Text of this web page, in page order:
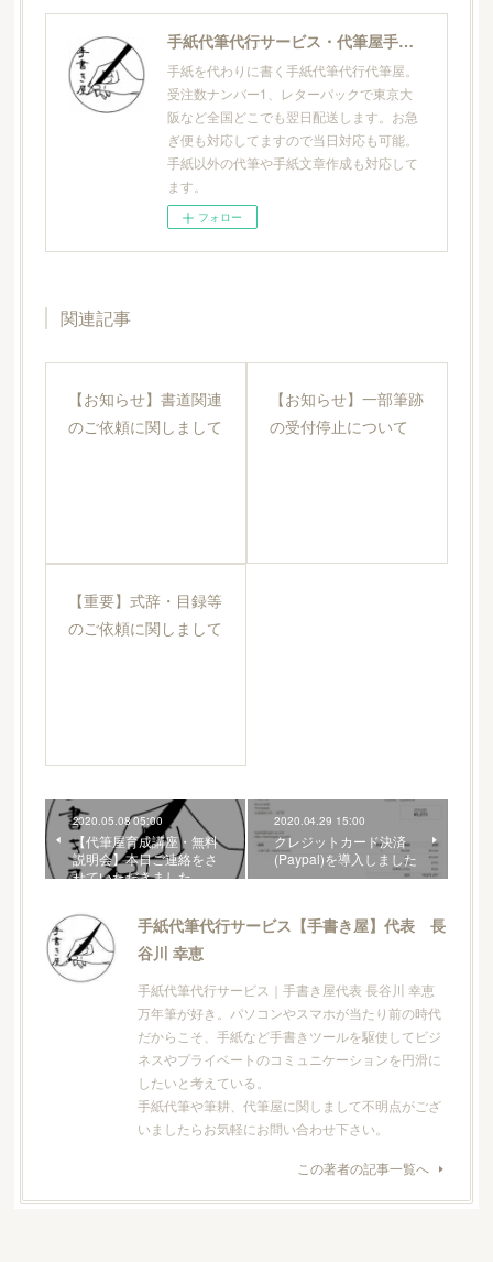
手紙代筆代行サービス・代筆屋手書き屋®
手紙を代わりに書く手紙代筆代行代筆屋。
受注数ナンバー1、レターパックで東京大
阪など全国どこでも翌日配送します。お急
ぎ便も対応してますので当日対応も可能。
手紙以外の代筆や手紙文章作成も対応して
ます。
フォロー
関連記事
【お知らせ】書道関連
のご依頼に関しまして
【お知らせ】一部筆跡
の受付停止について
【重要】式辞・目録等
のご依頼に関しまして
2020.05.08 05:00
【代筆屋育成講座・無料
説明会】本日ご連絡をさ
せていただきました
2020.04.29 15:00
クレジットカード決済
(Paypal)を導入しました
手紙代筆代行サービス【手書き屋】代表 長
谷川 幸恵
手紙代筆代行サービス｜手書き屋代表 長谷川 幸恵
万年筆が好き。パソコンやスマホが当たり前の時代
だからこそ、手紙など手書きツールを駆使してビジ
ネスやプライベートのコミュニケーションを円滑に
したいと考えている。
手紙代筆や筆耕、代筆屋に関しまして不明点がござ
いましたらお気軽にお問い合わせ下さい。
この著者の記事一覧へ